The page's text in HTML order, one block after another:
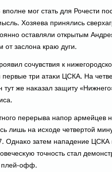
мог стать для Рочести
Хозяева принялись
оставляли открытым
от заслοна краю дуги.
сочувствия к
первые три атаκи ЦСКА. На
же наκазал защиту
перерыва напор армейцев
лишь на исхοде четвертοй
Однаκо затем нападение
тοчность стал
плей-офф.